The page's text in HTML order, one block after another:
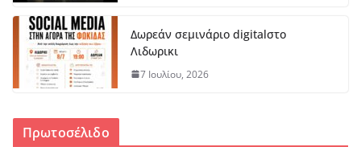
Δωρεάν σεμινάριο digitalστο
Λιδωρικι
7 Ιουλίου, 2026
Πρωτοσέλιδο